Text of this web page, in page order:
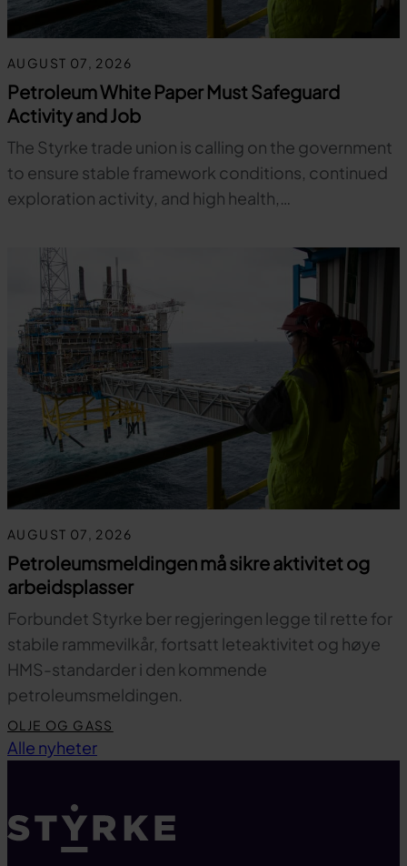
AUGUST 07, 2026
Petroleum White Paper Must Safeguard
Activity and Job
The Styrke trade union is calling on the government
to ensure stable framework conditions, continued
exploration activity, and high health,…
AUGUST 07, 2026
Petroleumsmeldingen må sikre aktivitet og
arbeidsplasser
Forbundet Styrke ber regjeringen legge til rette for
stabile rammevilkår, fortsatt leteaktivitet og høye
HMS-standarder i den kommende
petroleumsmeldingen.
OLJE OG GASS
Alle nyheter